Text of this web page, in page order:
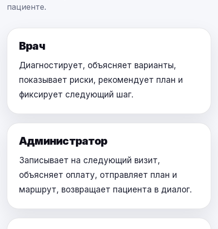
пациенте.
Врач
Диагностирует, объясняет варианты,
показывает риски, рекомендует план и
фиксирует следующий шаг.
Администратор
Записывает на следующий визит,
объясняет оплату, отправляет план и
маршрут, возвращает пациента в диалог.